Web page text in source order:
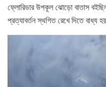
ফ্লোরিডার উপকূল ঝোড়ো বাতাস
প্রত্যাবর্তন স্থগিত রেখে দিতে বাধ্য